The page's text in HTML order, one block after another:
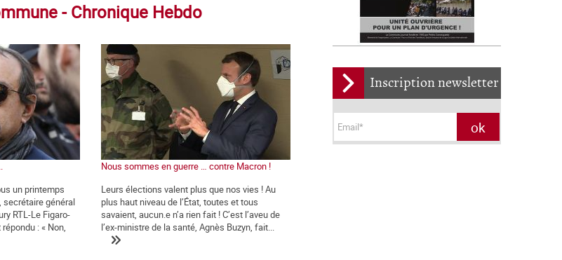
Inscription newsletter
- Chronique Hebdo
un printemps
secrétaire général
RTL-Le Figaro-
: « Non,
Nous sommes en guerre … contre Macron !
Leurs élections valent plus que nos vies ! Au
plus haut niveau de l’État, toutes et tous
savaient, aucun.e n’a rien fait ! C’est l’aveu de
l’ex-ministre de la santé, Agnès Buzyn, fait...